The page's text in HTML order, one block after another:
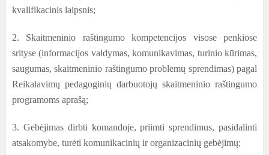
kvalifikacinis laipsnis;
2. Skaitmeninio raštingumo kompetencijos visose penkiose
srityse (informacijos valdymas, komunikavimas, turinio kūrimas,
saugumas, skaitmeninio raštingumo problemų sprendimas) pagal
Reikalavimų pedagoginių darbuotojų skaitmeninio raštingumo
programoms aprašą;
3. Gebėjimas dirbti komandoje, priimti sprendimus, pasidalinti
atsakomybe, turėti komunikacinių ir organizacinių gebėjimų;